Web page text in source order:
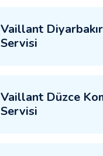
Vaillant
Servisi
Vaillant Düzce
Servisi